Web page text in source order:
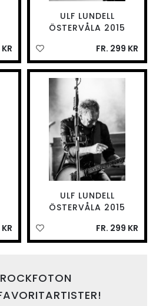
ULF LUNDELL
ÖSTERVÅLA 2015
FR. 299 KR
ULF LUNDELL
ÖSTERVÅLA 2015
FR. 299 KR
ROCKFOTON